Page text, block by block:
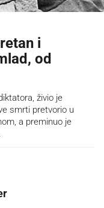
i
od
živio je
smrti pretvorio u
a preminuo je